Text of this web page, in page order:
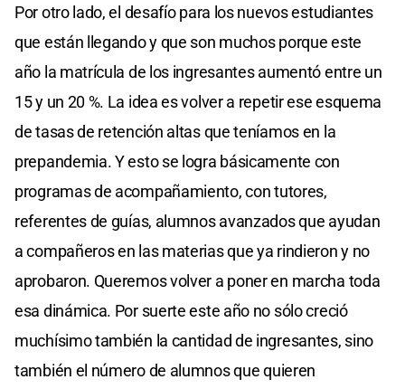
Por otro lado, el desafío para los nuevos estudiantes
que están llegando y que son muchos porque este
año la matrícula de los ingresantes aumentó entre un
15 y un 20 %. La idea es volver a repetir ese esquema
de tasas de retención altas que teníamos en la
prepandemia. Y esto se logra básicamente con
programas de acompañamiento, con tutores,
referentes de guías, alumnos avanzados que ayudan
a compañeros en las materias que ya rindieron y no
aprobaron. Queremos volver a poner en marcha toda
esa dinámica. Por suerte este año no sólo creció
muchísimo también la cantidad de ingresantes, sino
también el número de alumnos que quieren